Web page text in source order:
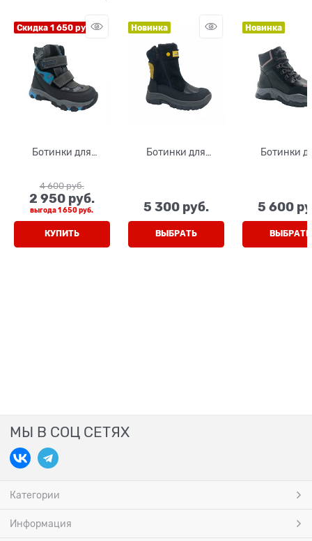
Скидка 1 650 руб.
Ботинки для
липучках,
мембрана
4 600 руб.
2 950 руб.
выгода1 650 руб.
КУПИТЬ
Новинка
Ботинки для
5 300 руб.
ВЫБРАТЬ
Новинка
Ботинки
5 600
ВЫБРАТЬ
МЫ В СОЦ СЕТЯХ
Категории
Информация